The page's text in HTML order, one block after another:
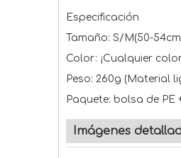
Especificación
Tamaño: S/M(50-
Color: ¡Cualquier
Peso: 260g (Material
Paquete: bolsa de PE
Imágenes